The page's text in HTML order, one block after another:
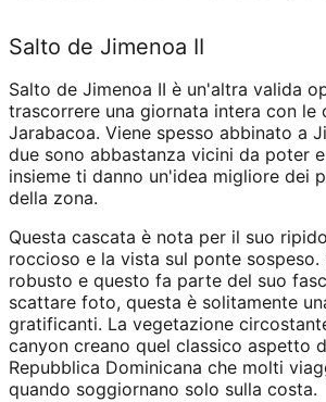
Salto de Jimenoa II
Salto de Jimenoa II è un'altra valida
trascorrere una giornata intera con le
Jarabacoa. Viene spesso abbinato a
due sono abbastanza vicini da poter
insieme ti danno un'idea migliore dei
della zona.
Questa cascata è nota per il suo
roccioso e la vista sul ponte sospeso.
robusto e questo fa parte del suo
scattare foto, questa è solitamente
gratificanti. La vegetazione
canyon creano quel classico aspetto
Repubblica Dominicana che molti
quando soggiornano solo sulla costa.